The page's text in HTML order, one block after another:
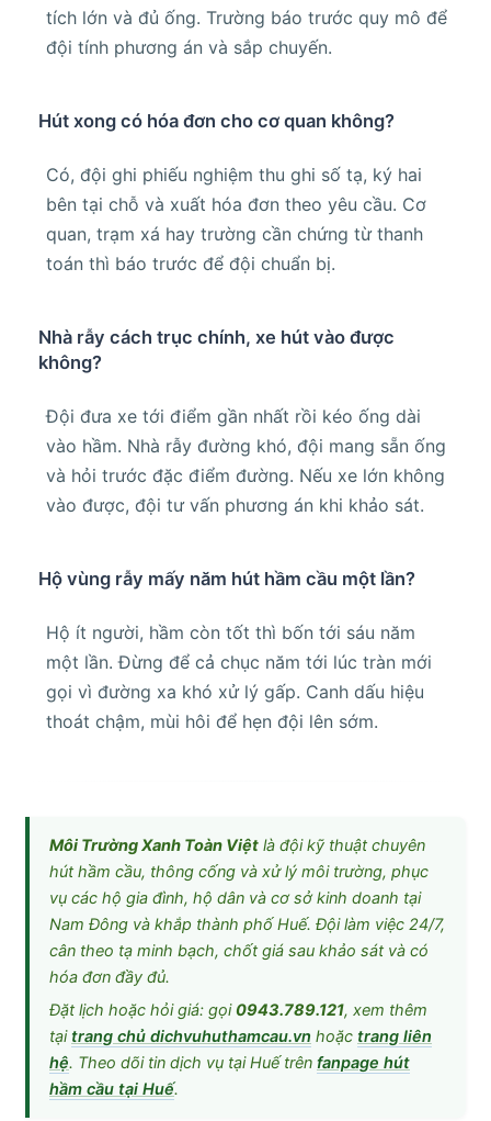
tích lớn và đủ ống. Trường báo trước quy mô để
đội tính phương án và sắp chuyến.
Hút xong có hóa đơn cho cơ quan không?
Có, đội ghi phiếu nghiệm thu ghi số tạ, ký hai
bên tại chỗ và xuất hóa đơn theo yêu cầu. Cơ
quan, trạm xá hay trường cần chứng từ thanh
toán thì báo trước để đội chuẩn bị.
Nhà rẫy cách trục chính, xe hút vào được
không?
Đội đưa xe tới điểm gần nhất rồi kéo ống dài
vào hầm. Nhà rẫy đường khó, đội mang sẵn ống
và hỏi trước đặc điểm đường. Nếu xe lớn không
vào được, đội tư vấn phương án khi khảo sát.
Hộ vùng rẫy mấy năm hút hầm cầu một lần?
Hộ ít người, hầm còn tốt thì bốn tới sáu năm
một lần. Đừng để cả chục năm tới lúc tràn mới
gọi vì đường xa khó xử lý gấp. Canh dấu hiệu
thoát chậm, mùi hôi để hẹn đội lên sớm.
Môi Trường Xanh Toàn Việt là đội kỹ thuật chuyên
hút hầm cầu, thông cống và xử lý môi trường, phục
vụ các hộ gia đình, hộ dân và cơ sở kinh doanh tại
Nam Đông và khắp thành phố Huế. Đội làm việc 24/7,
cân theo tạ minh bạch, chốt giá sau khảo sát và có
hóa đơn đầy đủ.
Đặt lịch hoặc hỏi giá: gọi0943.789.121, xem thêm
tại trang chủ dichvuhuthamcau.vn hoặc trang liên
hệ. Theo dõi tin dịch vụ tại Huế trên fanpage hút
hầm cầu tại Huế.